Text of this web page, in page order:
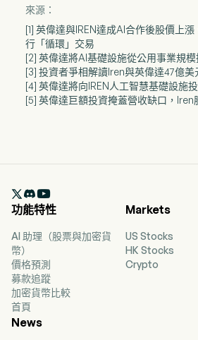
來源：
[1] 英偉達與IREN達成AI合作後股價上
行「循環」交易
[2] 英偉達將AI基礎設施從公用事業規
[3] 投資者爭相解讀Iren與英偉達47億美
[4] 英偉達將向IREN人工智慧基礎設施
[5] 英偉達巨額投資掩蓋營收缺口，Iren

功能特性
AI 助理（股票與加密貨
幣）
價格預測
募款追蹤
加密貨幣比較
首頁
Markets
US Stocks
HK Stocks
Crypto
News